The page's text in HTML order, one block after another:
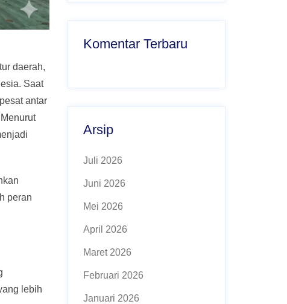
daerah,
Saat
antar
peran
lebih
Komentar Terbaru
Arsip
Juli 2026
Juni 2026
Mei 2026
April 2026
Maret 2026
Februari 2026
Januari 2026